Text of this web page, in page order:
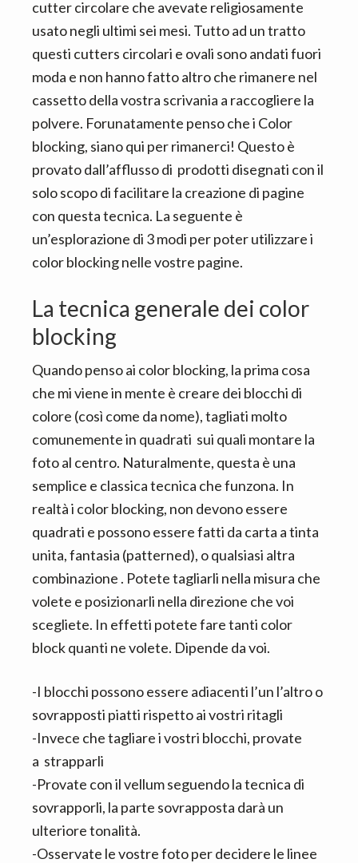
cutter circolare che avevate religiosamente
usato negli ultimi sei mesi. Tutto ad un tratto
questi cutters circolari e ovali sono andati fuori
moda e non hanno fatto altro che rimanere nel
cassetto della vostra scrivania a raccogliere la
polvere. Forunatamente penso che i Color
blocking, siano qui per rimanerci! Questo è
provato dall’afflusso di prodotti disegnati con il
solo scopo di facilitare la creazione di pagine
con questa tecnica. La seguente è
un’esplorazione di 3 modi per poter utilizzare i
color blocking nelle vostre pagine.
La tecnica generale dei color
blocking
Quando penso ai color blocking, la prima cosa
che mi viene in mente è creare dei blocchi di
colore (così come da nome), tagliati molto
comunemente in quadrati sui quali montare la
foto al centro. Naturalmente, questa è una
semplice e classica tecnica che funzona. In
realtà i color blocking, non devono essere
quadrati e possono essere fatti da carta a tinta
unita, fantasia (patterned), o qualsiasi altra
combinazione . Potete tagliarli nella misura che
volete e posizionarli nella direzione che voi
scegliete. In effetti potete fare tanti color
block quanti ne volete. Dipende da voi.
-I blocchi possono essere adiacenti l’un l’altro o
sovrapposti piatti rispetto ai vostri ritagli
-Invece che tagliare i vostri blocchi, provate
a strapparli
-Provate con il vellum seguendo la tecnica di
sovrapporli, la parte sovrapposta darà un
ulteriore tonalità.
-Osservate le vostre foto per decidere le linee